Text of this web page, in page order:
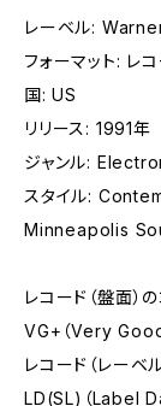
レーベル:
フォーマット:
国: US
リリース: 1991年
ジャンル:
スタイル:
Minneapolis
レコード（盤面）
VG+（Very
レコード（レーベ
LD(SL)（Label